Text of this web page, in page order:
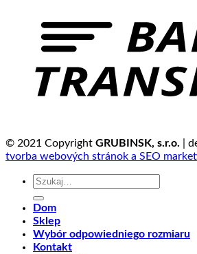
© 2021 Copyright GRUBINSK, s.r.o. |
tvorba webových stránok a SEO
Szukaj:
Dom
Sklep
Wybór odpowiedniego rozmiaru
Kontakt